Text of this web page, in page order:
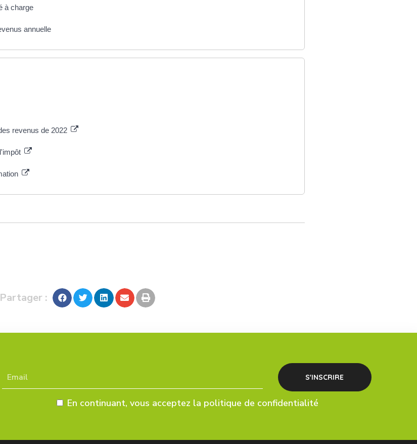
à charge
annuelle
revenus de 2022
Partager :
En continuant, vous acceptez la politique de confidentialité